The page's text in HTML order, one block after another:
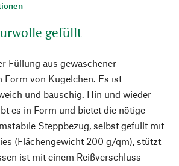
gefüllt
Füllung aus gewaschener
Form von Kügelchen. Es ist
und bauschig. Hin und wieder
es in Form und bietet die nötige
Steppbezug, selbst gefüllt mit
(Flächengewicht 200 g/qm), stützt
ist mit einem Reißverschluss